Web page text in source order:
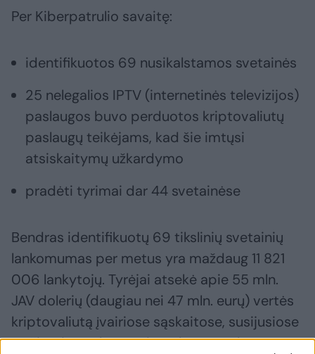
Per Kiberpatrulio savaitę:
identifikuotos 69 nusikalstamos svetainės
25 nelegalios IPTV (internetinės televizijos)
paslaugos buvo perduotos kriptovaliutų
paslaugų teikėjams, kad šie imtųsi
atsiskaitymų užkardymo
pradėti tyrimai dar 44 svetainėse
Bendras identifikuotų 69 tikslinių svetainių
lankomumas per metus yra maždaug 11 821
006 lankytojų. Tyrėjai atsekė apie 55 mln.
JAV dolerių (daugiau nei 47 mln. eurų) vertės
kriptovaliutą įvairiose sąskaitose, susijusiose
su šiomis paslaugomis. Keletas paslaugų